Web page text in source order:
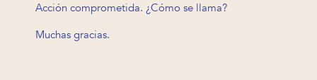
Acción comprometida. ¿Cómo se llama?
Muchas gracias.